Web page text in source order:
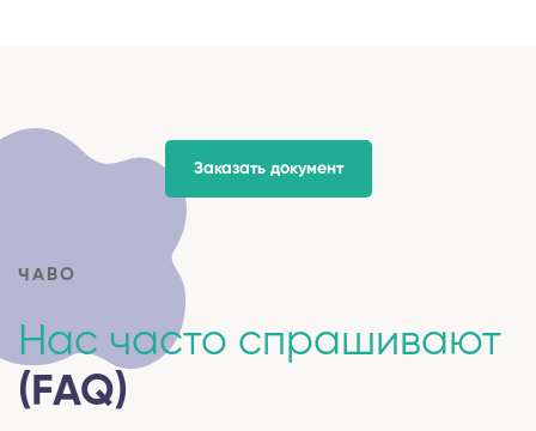
Заказать документ
ЧАВО
Нас часто спрашивают
(FAQ)